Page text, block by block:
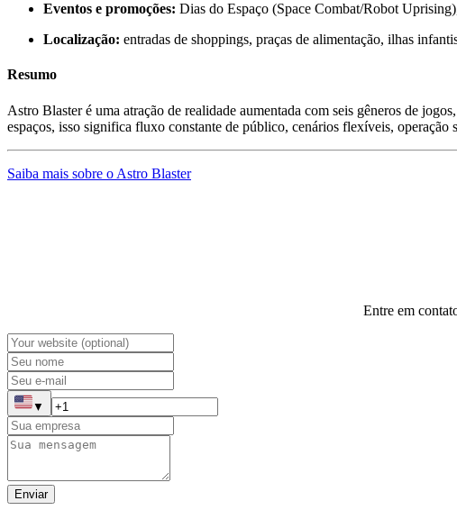
Eventos e promoções: Dias do Espaço (Space Combat/Robot
Localização: entradas de shoppings, praças de alimentação, ilhas
Resumo
Astro Blaster é uma atração de realidade aumentada com seis gêneros de
espaços, isso significa fluxo constante de público, cenários flexíveis, operação
Saiba mais sobre o Astro Blaster
Entre em
▼
Enviar